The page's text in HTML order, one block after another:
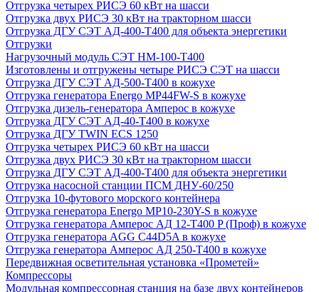
Отгрузка четырех РИСЭ 60 кВт на шасси
Отгрузка двух РИСЭ 30 кВт на тракторном шасси
Отгрузка ДГУ СЭТ АД-400-Т400 для объекта энергетики
Отгрузки
Нагрузочный модуль СЭТ НМ-100-Т400
Изготовлены и отгружены четыре РИСЭ СЭТ на шасси
Отгрузка ДГУ СЭТ АД-500-Т400 в кожухе
Отгрузка генератора Energo MP44FW-S в кожухе
Отгрузка дизель-генератора Амперос в кожухе
Отгрузка ДГУ СЭТ АД-40-Т400 в кожухе
Отгрузка ДГУ TWIN ECS 1250
Отгрузка четырех РИСЭ 60 кВт на шасси
Отгрузка двух РИСЭ 30 кВт на тракторном шасси
Отгрузка ДГУ СЭТ АД-400-Т400 для объекта энергетики
Отгрузка насосной станции ПСМ ДНУ-60/250
Отгрузка 10-футового морского контейнера
Отгрузка генератора Energo MP10-230Y-S в кожухе
Отгрузка генератора Амперос АД 12-Т400 P (Проф) в кожухе
Отгрузка генератора AGG C44D5A в кожухе
Отгрузка генератора Амперос АД 250-Т400 в кожухе
Передвижная осветительная установка «Прометей»
Компрессоры
Модульная компрессорная станция на базе двух контейнеров